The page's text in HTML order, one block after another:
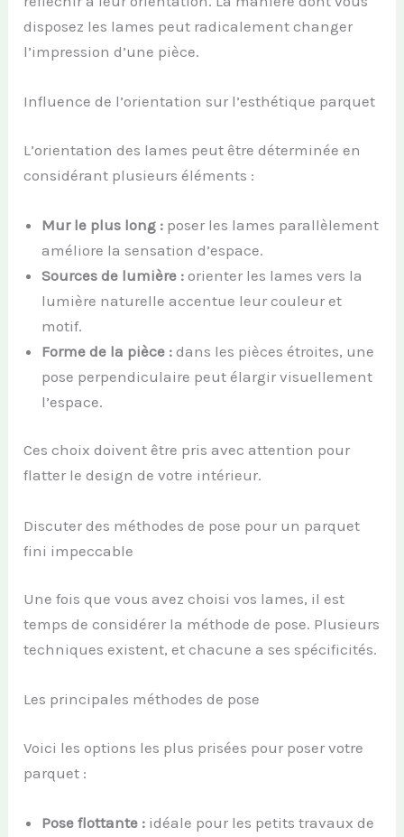
disposez les lames peut radicalement changer
l’impression d’une pièce.
Influence de l’orientation sur l’esthétique parquet
L’orientation des lames peut être déterminée en
considérant plusieurs éléments :
Mur le plus long : poser les lames parallèlement
améliore la sensation d’espace.
Sources de lumière : orienter les lames vers la
lumière naturelle accentue leur couleur et
motif.
Forme de la pièce : dans les pièces étroites, une
pose perpendiculaire peut élargir visuellement
l’espace.
Ces choix doivent être pris avec attention pour
flatter le design de votre intérieur.
Discuter des méthodes de pose pour un parquet
fini impeccable
Une fois que vous avez choisi vos lames, il est
temps de considérer la méthode de pose. Plusieurs
techniques existent, et chacune a ses spécificités.
Les principales méthodes de pose
Voici les options les plus prisées pour poser votre
parquet :
Pose flottante : idéale pour les petits travaux de